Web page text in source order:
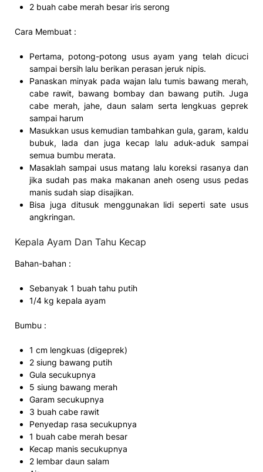
2 buah cabe merah besar iris serong
Cara Membuat :
Pertama, potong-potong usus ayam yang telah dicuci
sampai bersih lalu berikan perasan jeruk nipis.
Panaskan minyak pada wajan lalu tumis bawang merah,
cabe rawit, bawang bombay dan bawang putih. Juga
cabe merah, jahe, daun salam serta lengkuas geprek
sampai harum
Masukkan usus kemudian tambahkan gula, garam, kaldu
bubuk, lada dan juga kecap lalu aduk-aduk sampai
semua bumbu merata.
Masaklah sampai usus matang lalu koreksi rasanya dan
jika sudah pas maka makanan aneh oseng usus pedas
manis sudah siap disajikan.
Bisa juga ditusuk menggunakan lidi seperti sate usus
angkringan.
Kepala Ayam Dan Tahu Kecap
Bahan-bahan :
Sebanyak 1 buah tahu putih
1/4 kg kepala ayam
Bumbu :
1 cm lengkuas (digeprek)
2 siung bawang putih
Gula secukupnya
5 siung bawang merah
Garam secukupnya
3 buah cabe rawit
Penyedap rasa secukupnya
1 buah cabe merah besar
Kecap manis secukupnya
2 lembar daun salam